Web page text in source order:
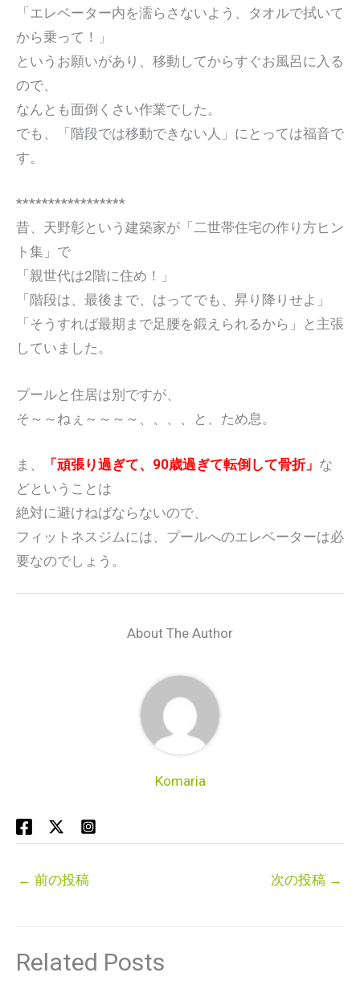
「エレベーター内を濡らさないよう、タオルで拭いて
から乗って！」
というお願いがあり、移動してからすぐお風呂に入る
ので、
なんとも面倒くさい作業でした。
でも、「階段では移動できない人」にとっては福音で
す。
*****************
昔、天野彰という建築家が「二世帯住宅の作り方ヒン
ト集」で
「親世代は2階に住め！」
「階段は、最後まで、はってでも、昇り降りせよ」
「そうすれば最期まで足腰を鍛えられるから」と主張
していました。
プールと住居は別ですが、
そ～～ねぇ～～～～、、、、と、ため息。
ま、 「頑張り過ぎて、90歳過ぎて転倒して骨折」 な
どということは
絶対に避けねばならないので、
フィットネスジムには、プールへのエレベーターは必
要なのでしょう。
About The Author
Komaria
← 前の投稿 次の投稿 →
Related Posts